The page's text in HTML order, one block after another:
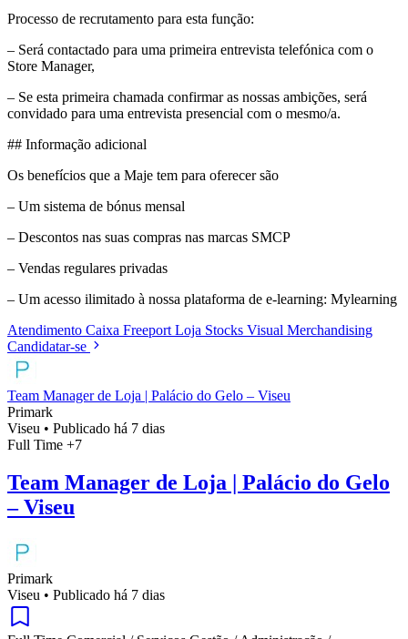
Processo de recrutamento para esta função:
– Será contactado para uma primeira entrevista telefónica com o
Store Manager,
– Se esta primeira chamada confirmar as nossas ambições, será
convidado para uma entrevista presencial com o mesmo/a.
## Informação adicional
Os benefícios que a Maje tem para oferecer são
– Um sistema de bónus mensal
– Descontos nas suas compras nas marcas SMCP
– Vendas regulares privadas
– Um acesso ilimitado à nossa plataforma de e-learning: Mylearning
Atendimento Caixa Freeport Loja Stocks Visual Merchandising
Candidatar-se
Team Manager de Loja | Palácio do Gelo – Viseu
Primark
Viseu • Publicado há 7 dias
Full Time +7
Team Manager de Loja | Palácio do Gelo
– Viseu
Primark
Viseu • Publicado há 7 dias